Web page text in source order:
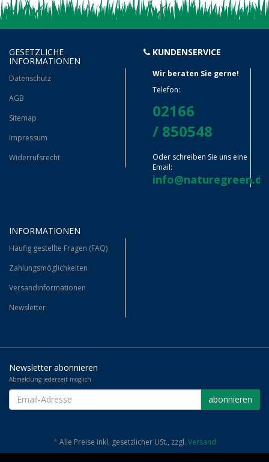
GESETZLICHE
INFORMATIONEN
Datenschutz
AGB
Sitemap
Impressum
Widerrufsrecht
KUNDENSERVICE
Wir beraten Sie gerne!
Telefon:
02166
/ 850548
Oder schreiben Sie uns eine
Email:
info@naturegreen.de
INFORMATIONEN
Häufig gestellte Fragen (FAQ)
Zahlungsmöglichkeiten
Versandinformationen
Newsletter
Newsletter abonnieren
Abmeldung jederzeit möglich
EMAIL-
ADRESSE
abonnieren
* Alle Preise inkl. gesetzlicher USt., zzgl. Versand